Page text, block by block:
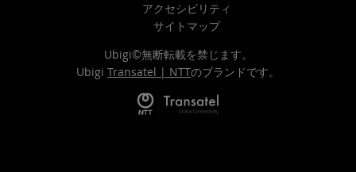
アクセシビリティ
サイトマップ
Ubigi©無断転載を禁じます。
Ubigi Transatel | NTTのブランドです。